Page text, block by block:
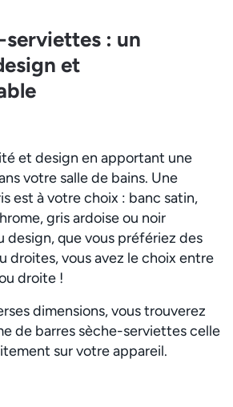
serviettes : un
et
et design en apportant une
votre salle de bains. Une
est à votre choix : banc satin,
gris ardoise ou noir
design, que vous préfériez des
droites, vous avez le choix entre
droite !
dimensions, vous trouverez
de barres sèche-serviettes celle
sur votre appareil.